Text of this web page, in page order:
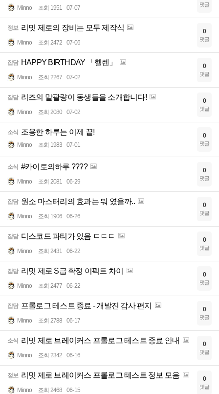
Minno 조회 1951 07-07 댓글
정보 리밋 제로의 장비는 모두 제작식
Minno 조회 2472 07-06
0
댓글
잡담 HAPPY BIRTHDAY 「헬렌」
Minno 조회 2267 07-02
0
댓글
잡담 리즈의 말괄량이 동생들을 소개합니다!
Minno 조회 2080 07-02
0
댓글
소식 조용한 하루는 이제 끝!
Minno 조회 1983 07-01
0
댓글
소식 #카이토의하루 ????
Minno 조회 2081 06-29
0
댓글
잡담 원소 마스터리의 효과는 뭐 였을까..
Minno 조회 1906 06-26
0
댓글
잡담 디스코드 파티가 있음 ㄷㄷㄷ
Minno 조회 2431 06-22
0
댓글
잡담 리밋 제로 S급 확정 이펙트 차이
Minno 조회 2477 06-22
0
댓글
잡담 프롤로그 테스트 종료 - 개발진 감사 편지
Minno 조회 2788 06-17
0
댓글
소식 리밋 제로 브레이커스 프롤로그 테스트 종료 안내
Minno 조회 2342 06-16
0
댓글
정보 리밋 제로 브레이커스 프롤로그 테스트 정보 모음
Minno 조회 2468 06-15
0
댓글